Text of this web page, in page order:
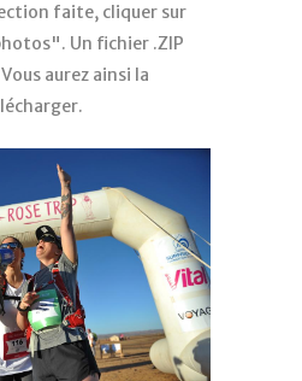
faite, cliquer sur
Un fichier .ZIP
aurez ainsi la